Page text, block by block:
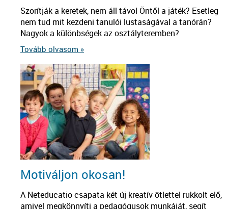
Szorítják a keretek, nem áll távol Öntől a játék? Esetleg
nem tud mit kezdeni tanulói lustaságával a tanórán?
Nagyok a különbségek az osztályteremben?
Tovább olvasom »
Motiváljon okosan!
A Neteducatio csapata két új kreatív ötlettel rukkolt elő,
amivel megkönnyíti a pedagógusok munkáját, segít